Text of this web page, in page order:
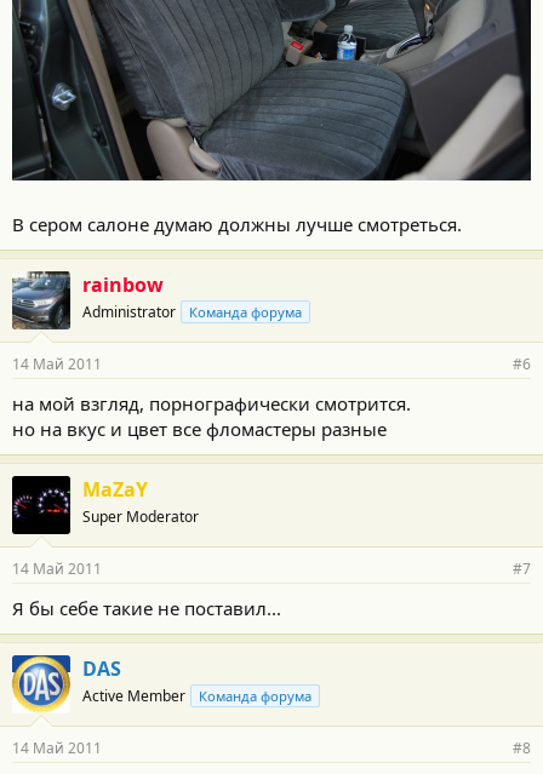
В сером салоне думаю должны лучше смотреться.
rainbow
Administrator Команда форума
14 Май 2011 #6
на мой взгляд, порнографически смотрится.
но на вкус и цвет все фломастеры разные
MaZaY
Super Moderator
14 Май 2011 #7
Я бы себе такие не поставил...
DAS
Active Member Команда форума
14 Май 2011 #8